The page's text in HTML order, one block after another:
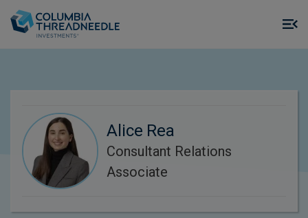
Alice Rea
Consultant Relations
Associate